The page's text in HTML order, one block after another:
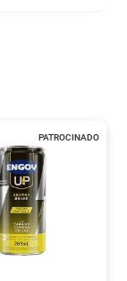
PATROCINADO